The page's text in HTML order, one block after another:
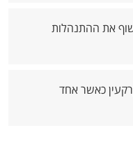
את ההתנהלות
כאשר אחד